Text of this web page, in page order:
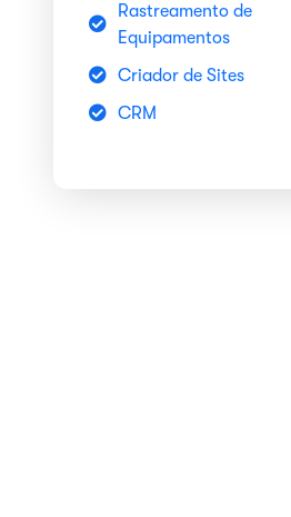
Rastreamento de
Equipamentos
Criador de Sites
CRM